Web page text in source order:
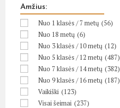
Amžius:
Nuo 1 klasės / 7 metų (56)
Nuo 18 metų (6)
Nuo 3 klasės / 10 metų (12)
Nuo 5 klasės / 12 metų (487)
Nuo 7 klasės / 14 metų (382)
Nuo 9 klasės / 16 metų (187)
Vaikiški (123)
Visai šeimai (237)